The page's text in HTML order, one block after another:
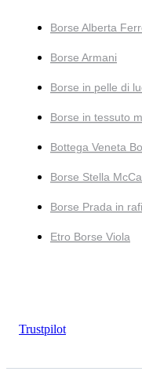
Borse Alberta
Borse Armani
Borse in pelle di
Borse in tessuto
Bottega Veneta
Borse Stella
Borse Prada in
Etro Borse Viola
Trustpilot